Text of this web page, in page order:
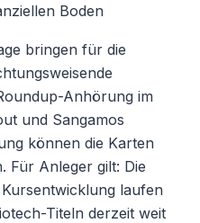
Boden
bringen für die
Anhörung im
und Sangamos
können die Karten
Für Anleger gilt: Die
laufen
Titeln derzeit weit